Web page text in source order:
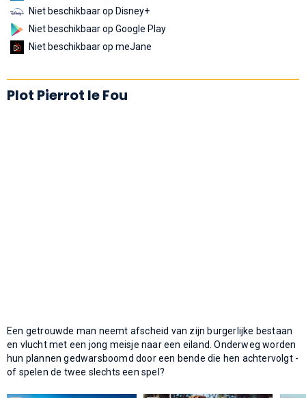
Niet beschikbaar op Disney+
Niet beschikbaar op Google Play
Niet beschikbaar op meJane
Plot Pierrot le Fou
Een getrouwde man neemt afscheid van zijn burgerlijke bestaan
en vlucht met een jong meisje naar een eiland. Onderweg worden
hun plannen gedwarsboomd door een bende die hen achtervolgt -
of spelen de twee slechts een spel?